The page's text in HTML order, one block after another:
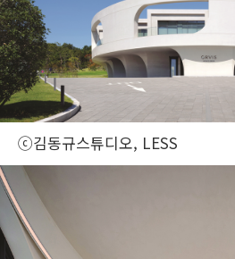
ⓒ김동규스튜디오, LESS